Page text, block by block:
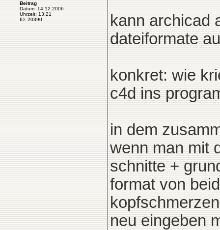
Beitrag
Datum: 14.12.2006
Uhrzeit: 13:21
ID: 20390
kann archicad
dateiformate
konkret: wie
c4d ins
in dem
wenn man mit
schnitte +
format von
neu eingeben